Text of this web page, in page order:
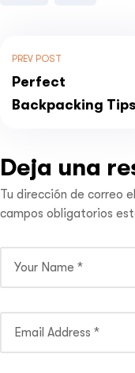
PREV POST
Perfect
Backpacking Tips
Deja una
Tu dirección de correo
campos obligatorios